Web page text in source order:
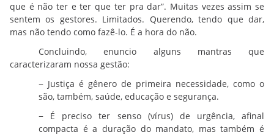
que é não ter e ter que ter pra dar”. Muitas vezes assim se
sentem os gestores. Limitados. Querendo, tendo que dar,
mas não tendo como fazê-lo. É a hora do não.
Concluindo, enuncio alguns mantras que
caracterizaram nossa gestão:
− Justiça é gênero de primeira necessidade, como o
são, também, saúde, educação e segurança.
− É preciso ter senso (vírus) de urgência, afinal
compacta é a duração do mandato, mas também é